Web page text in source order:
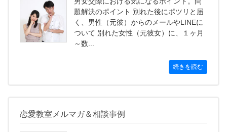
題解決のポイント 別れた後にポツリと届
く、男性（元彼）からのメールやLINEに
ついて 別れた女性（元彼女）に、１ヶ月
～数...
続きを読む
恋愛教室メルマガ＆相談事例